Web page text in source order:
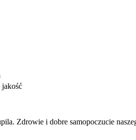
jakość
Zdrowie i dobre samopoczucie